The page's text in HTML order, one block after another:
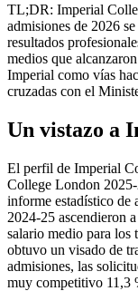
TL;DR: Imperial
admisiones de 2026
resultados
medios que
Imperial como vías
cruzadas con el
Un vistazo a
El perfil de Imperial
College London
informe estadístico de
2024‑25 ascendieron
salario medio para los
obtuvo un visado de
admisiones, las
muy competitivo 11,3